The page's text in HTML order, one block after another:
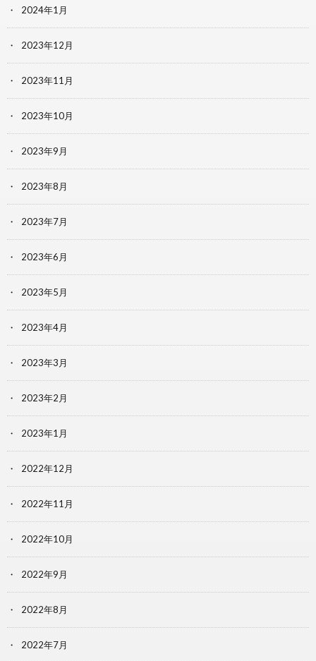
2024年1月
2023年12月
2023年11月
2023年10月
2023年9月
2023年8月
2023年7月
2023年6月
2023年5月
2023年4月
2023年3月
2023年2月
2023年1月
2022年12月
2022年11月
2022年10月
2022年9月
2022年8月
2022年7月